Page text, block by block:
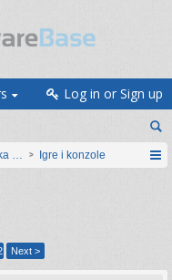
Log in or Sign up
elektronikaIgre i konzole
Next >